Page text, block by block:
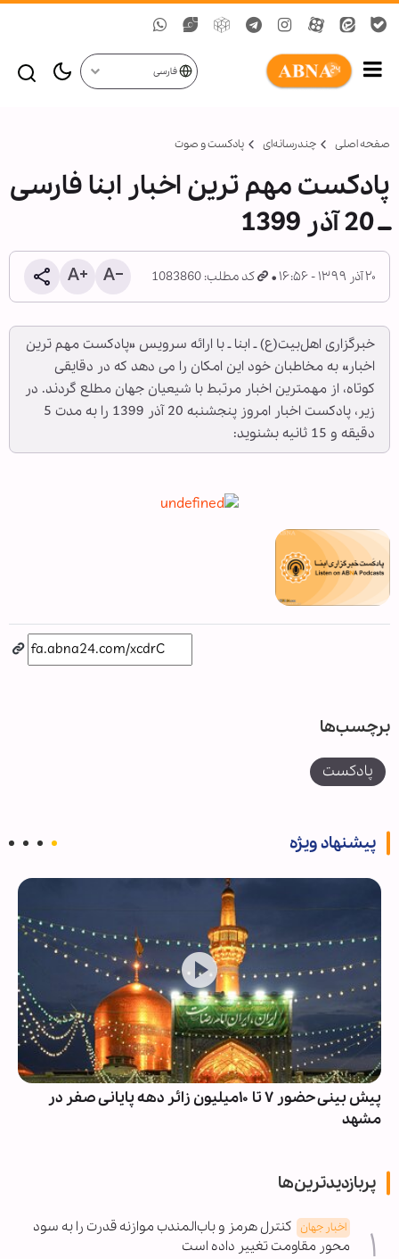
فارسی
صفحه اصلی چندرسانه‌ای پادکست و صوت
پادکست مهم ترین اخبار ابنا فارسی
ــ 20 آذر 1399
۲۰ آذر ۱۳۹۹ - ۱۶:۵۶ کد مطلب: 1083860
خبرگزاری اهل‌بیت(ع) ـ ابنا ـ با ارائه سرویس «پادکست مهم ترین
اخبار» به مخاطبان خود این امکان را می دهد که در دقایقی
کوتاه، از مهمترین اخبار مرتبط با شیعیان جهان مطلع گردند. در
زیر، پادکست اخبار امروز پنجشنبه 20 آذر 1399 را به مدت 5
دقیقه و 15 ثانیه بشنوید:
برچسب‌ها
پادکست
پیشنهاد ویژه
پیش بینی حضور ۷ تا ۱۰میلیون زائر دهه پایانی صفر در
مشهد
پربازدیدترین‌ها
اخبار جهان کنترل هرمز و باب‌المندب موازنه قدرت را به سود
محور مقاومت تغییر داده است